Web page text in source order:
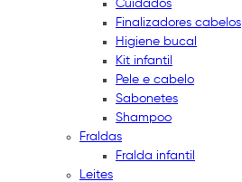
Cuidados
Finalizadores cabelos
Higiene bucal
Kit infantil
Pele e cabelo
Sabonetes
Shampoo
Fraldas
Fralda infantil
Leites